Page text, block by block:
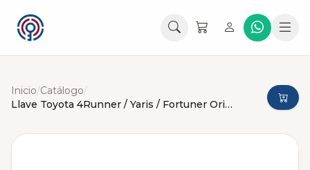
Inicio/Catálogo/
Llave Toyota 4Runner / Yaris / Fortuner Original